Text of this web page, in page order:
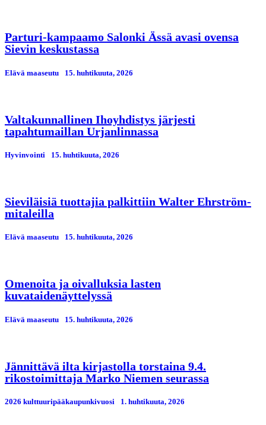
Parturi-kampaamo Salonki Ässä avasi ovensa
Sievin keskustassa
Elävä maaseutu 15. huhtikuuta, 2026
Valtakunnallinen Ihoyhdistys järjesti
tapahtumaillan Urjanlinnassa
Hyvinvointi 15. huhtikuuta, 2026
Sieviläisiä tuottajia palkittiin Walter Ehrström-
mitaleilla
Elävä maaseutu 15. huhtikuuta, 2026
Omenoita ja oivalluksia lasten
kuvataidenäyttelyssä
Elävä maaseutu 15. huhtikuuta, 2026
Jännittävä ilta kirjastolla torstaina 9.4.
rikostoimittaja Marko Niemen seurassa
2026 kulttuuripääkaupunkivuosi 1. huhtikuuta, 2026